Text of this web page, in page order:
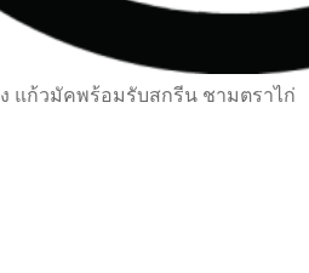
แก้วมัคพร้อมรับสกรีน ชามตราไก่